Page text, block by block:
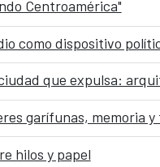
Centroamérica"
como dispositivo
que expulsa:
garífunas, memoria
hilos y papel